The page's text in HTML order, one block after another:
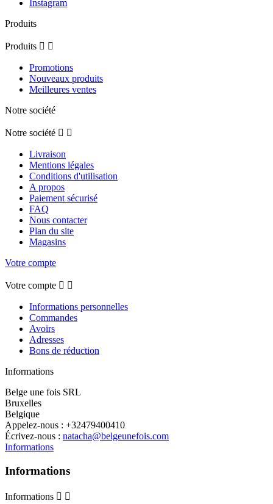
Instagram
Produits
Produits  
Promotions
Nouveaux produits
Meilleures ventes
Notre société
Notre société  
Livraison
Mentions légales
Conditions d'utilisation
A propos
Paiement sécurisé
FAQ
Nous contacter
Plan du site
Magasins
Votre compte
Votre compte  
Informations personnelles
Commandes
Avoirs
Adresses
Bons de réduction
Informations
Belge une fois SRL
Bruxelles
Belgique
Appelez-nous : +32479400410
Écrivez-nous : natacha@belgeunefois.com
Informations
Informations
Informations  